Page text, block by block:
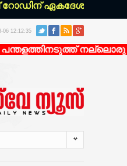
ഏകദേശം 200
06 12:12:35
നല്ലൊരു